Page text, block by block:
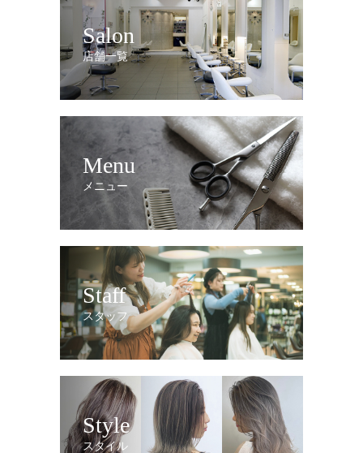
Salon
店舗一覧
Menu
メニュー
Staff
スタッフ
Style
スタイル